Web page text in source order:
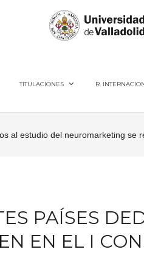
TITULACIONES R.
al estudio del neuromarketing
PAÍSES
EN EL I